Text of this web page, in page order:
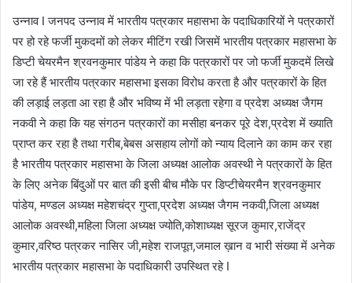
उन्नाव I जनपद उन्नाव में भारतीय पत्रकार महासभा के पदाधिकारियों ने पत्रकारों
पर हो रहे फर्जी मुकदमों को लेकर मीटिंग रखी जिसमें भारतीय पत्रकार महासभा के
डिप्टी चेयरमैन श्रवनकुमार पांडेय ने कहा कि पत्रकारों पर जो फर्जी मुकदमें लिखे
जा रहे हैं भारतीय पत्रकार महासभा इसका विरोध करता है और पत्रकारों के हित
की लड़ाई लड़ता आ रहा है और भविष्य में भी लड़ता रहेगा व प्रदेश अध्यक्ष जैगम
नकवी ने कहा कि यह संगठन पत्रकारों का मसीहा बनकर पूरे देश,प्रदेश में ख्याति
प्राप्त कर रहा है तथा गरीब,बेबस असहाय लोगों को न्याय दिलाने का काम कर रहा
है भारतीय पत्रकार महासभा के जिला अध्यक्ष आलोक अवस्थी ने पत्रकारों के हित
के लिए अनेक बिंदुओं पर बात की इसी बीच मौके पर डिप्टीचेयरमैन श्रवनकुमार
पांडेय, मण्डल अध्यक्ष महेशचंद्र गुप्ता,प्रदेश अध्यक्ष जैगम नकवी,जिला अध्यक्ष
आलोक अवस्थी,महिला जिला अध्यक्ष ज्योति,कोशाध्यक्ष सूरज कुमार,राजेंद्र
कुमार,वरिष्ठ पत्रकर नासिर जी,महेश राजपूत,जमाल ख़ान व भारी संख्या में अनेक
भारतीय पत्रकार महासभा के पदाधिकारी उपस्थित रहे I